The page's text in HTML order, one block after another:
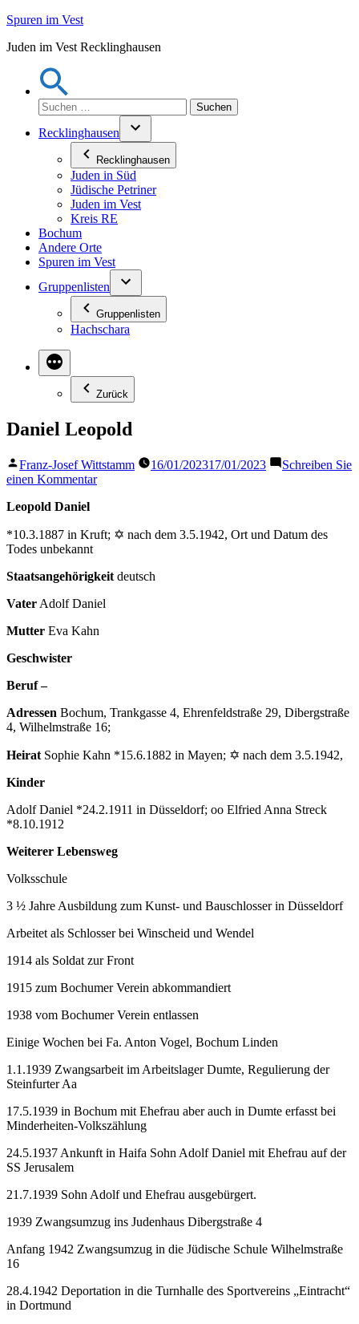
Zum
springen
Spuren im Vest
Juden im Vest Recklinghausen
Suchen
nach:
Recklinghausen
Recklinghausen
Juden in Süd
Jüdische Petriner
Juden im Vest
Kreis RE
Bochum
Andere Orte
Spuren im Vest
Gruppenlisten
Gruppenlisten
Hachschara
Zurück
Daniel Leopold
Veröffentlicht
von
Franz-Josef Wittstamm 16/01/202317/01/2023
Schreiben Sie
einen Kommentarzu
Leopold Daniel
*10.3.1887 in Kruft; ✡ nach dem 3.5.1942, Ort und Datum des
Todes unbekannt
Staatsangehörigkeit deutsch
Vater Adolf Daniel
Mutter Eva Kahn
Geschwister
Beruf –
Adressen Bochum, Trankgasse 4, Ehrenfeldstraße 29, Dibergstraße
4, Wilhelmstraße 16;
Heirat Sophie Kahn *15.6.1882 in Mayen; ✡ nach dem 3.5.1942,
Kinder
Adolf Daniel *24.2.1911 in Düsseldorf; oo Elfried Anna Streck
*8.10.1912
Weiterer Lebensweg
Volksschule
3 ½ Jahre Ausbildung zum Kunst- und Bauschlosser in Düsseldorf
Arbeitet als Schlosser bei Winscheid und Wendel
1914 als Soldat zur Front
1915 zum Bochumer Verein abkommandiert
1938 vom Bochumer Verein entlassen
Einige Wochen bei Fa. Anton Vogel, Bochum Linden
1.1.1939 Zwangsarbeit im Arbeitslager Dumte, Regulierung der
Steinfurter Aa
17.5.1939 in Bochum mit Ehefrau aber auch in Dumte erfasst bei
Minderheiten-Volkszählung
24.5.1937 Ankunft in Haifa Sohn Adolf Daniel mit Ehefrau auf der
SS Jerusalem
21.7.1939 Sohn Adolf und Ehefrau ausgebürgert.
1939 Zwangsumzug ins Judenhaus Dibergstraße 4
Anfang 1942 Zwangsumzug in die Jüdische Schule Wilhelmstraße
16
28.4.1942 Deportation in die Turnhalle des Sportvereins „Eintracht“
in Dortmund